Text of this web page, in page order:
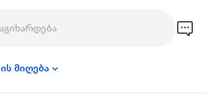
მიღება